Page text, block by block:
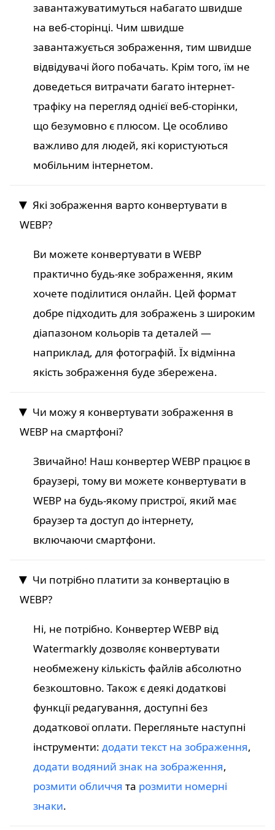
завантажуватимуться набагато швидше
на веб-сторінці. Чим швидше
завантажується зображення, тим швидше
відвідувачі його побачать. Крім того, їм не
доведеться витрачати багато інтернет-
трафіку на перегляд однієї веб-сторінки,
що безумовно є плюсом. Це особливо
важливо для людей, які користуються
мобільним інтернетом.
Які зображення варто конвертувати в
WEBP?
Ви можете конвертувати в WEBP
практично будь-яке зображення, яким
хочете поділитися онлайн. Цей формат
добре підходить для зображень з широким
діапазоном кольорів та деталей —
наприклад, для фотографій. Їх відмінна
якість зображення буде збережена.
Чи можу я конвертувати зображення в
WEBP на смартфоні?
Звичайно! Наш конвертер WEBP працює в
браузері, тому ви можете конвертувати в
WEBP на будь-якому пристрої, який має
браузер та доступ до інтернету,
включаючи смартфони.
Чи потрібно платити за конвертацію в
WEBP?
Ні, не потрібно. Конвертер WEBP від
Watermarkly дозволяє конвертувати
необмежену кількість файлів абсолютно
безкоштовно. Також є деякі додаткові
функції редагування, доступні без
додаткової оплати. Перегляньте наступні
інструменти: додати текст на зображення,
додати водяний знак на зображення,
розмити обличчя та розмити номерні
знаки.